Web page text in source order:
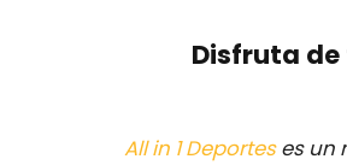
Disfruta
All in 1 Deporteses un